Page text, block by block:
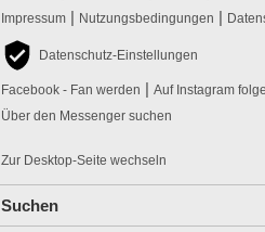
Impressum | Nutzungsbedingungen |
Datenschutz-Einstellungen
Facebook - Fan werden | Auf Instagram
Über den Messenger suchen
Zur Desktop-Seite wechseln
Suchen